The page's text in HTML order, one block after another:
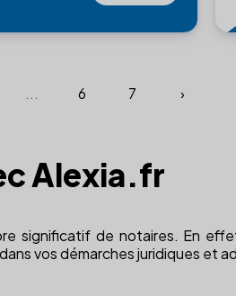
... 6 7 ›
Alexia.fr
significatif de notaires. En
vos démarches juridiques et